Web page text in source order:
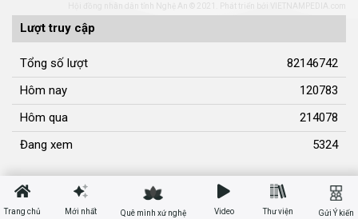
Hội đồng nhân dân tỉnh Nghệ An © 2021. Phát triển bởi
Lượt truy cập
Tổng số lượt
82146742
Hôm nay
120783
Hôm qua
214078
Đang xem
5324
Trang chủ Mới nhất Quê mình xứ nghệ Video Thư viện Gửi Ý kiến